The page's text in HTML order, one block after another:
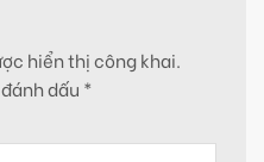
hiển thị công khai.
dấu *